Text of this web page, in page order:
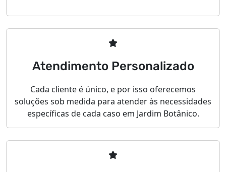
Atendimento Personalizado
Cada cliente é único, e por isso oferecemos
soluções sob medida para atender às necessidades
específicas de cada caso em Jardim Botânico.